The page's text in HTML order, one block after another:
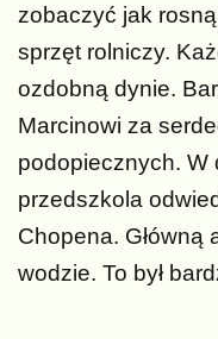
zobaczyć jak
sprzęt rolniczy.
ozdobną dynie.
Marcinowi za
podopiecznych. W
przedszkola
Chopena. Główną
wodzie. To był